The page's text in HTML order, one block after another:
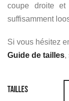
coupe droite
suffisamment
Si vous hésitez
Guide de tailles,
TAILLES